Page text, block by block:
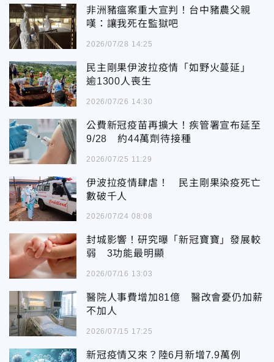
非洲豬瘟案重大宣判！台中豬農父親
嘆：讓我死在監獄吧
2026/07/28 14:25
民主剛果伊波拉疫情「如野火蔓延」
逾1300人喪生
2026/07/26 14:30
公費新冠疫苗再擴大！疾管署宣布延至
9/28 約44萬劑待接種
2026/07/25 11:29
伊波拉疫情肆虐！ 民主剛果染疫死亡
數破千人
2026/07/24 08:08
封城影響！研究曝「新冠寶寶」發展較
弱 3功能最明顯
2026/07/16 13:03
醫院人事費增加81億 醫改會憂仍加薪
不加人
2026/07/15 17:25
新冠疫情又來？陸6月新增7.9萬例